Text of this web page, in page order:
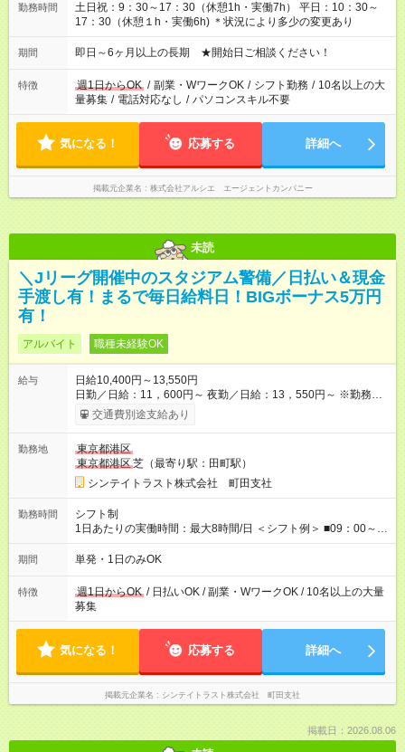
勤務時間
土日祝：9：30～17：30（休憩1h・実働7h） 平日：10：30～
17：30（休憩１h・実働6h) ＊状況により多少の変更あり
期間 即日～6ヶ月以上の長期 ★開始日ご相談ください！
特徴 週1日からOK / 副業・WワークOK / シフト勤務 / 10名以上の大
量募集 / 電話対応なし / パソコンスキル不要
気になる！ 応募する 詳細へ
掲載元企業名 株式会社アルシエ エージェントカンパニー
未読
＼Jリーグ開催中のスタジアム警備／日払い＆現金
手渡し有！まるで毎日給料日！BIGボーナス5万円
有！
アルバイト 職種未経験OK
給与
日給10,400円～13,550円
日勤／日給：11，600円～ 夜勤／日給：13，550円～ ※勤務数
が週2日以下の場合 日勤／日給：10，400円 夜勤／日給：12，
350円 ■交通費別途全額支給 ※規定あり ■支払方法：日払い └日
⇒希望をお聞かせください♪ ■各種資格手当あり ■残業手当あり ■
日給保障あり └早く終わっても”全額”支給！ ・－・－・ ≪ 法定
研修 ≫ 研修時の給与： 日給10，000円×3日間（24時間） ＝研
修費として合計30，000円支給 ＋交通費全額支給 ※規定あり
【試用期間】試用期間なし
交通費別途支給あり
勤務地
東京都港区
東京都港区芝（最寄り駅：田町駅）
シンテイトラスト株式会社 町田支社
勤務時間
シフト制
1日あたりの実働時間：最大8時間/日 ＜シフト例＞ ■09：00～
18：00 ■20：00～翌5：00 など！ 上記時間内で、 実働8時
間・休憩1時間／日
期間 単発・1日のみOK
特徴 週1日からOK / 日払いOK / 副業・WワークOK / 10名以上の大量
募集
気になる！ 応募する 詳細へ
掲載元企業名 シンテイトラスト株式会社 町田支社
掲載日：2026.08.06